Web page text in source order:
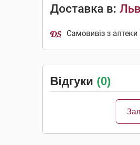
Доставка в:
Самовивіз з аптеки
Відгуки (0)